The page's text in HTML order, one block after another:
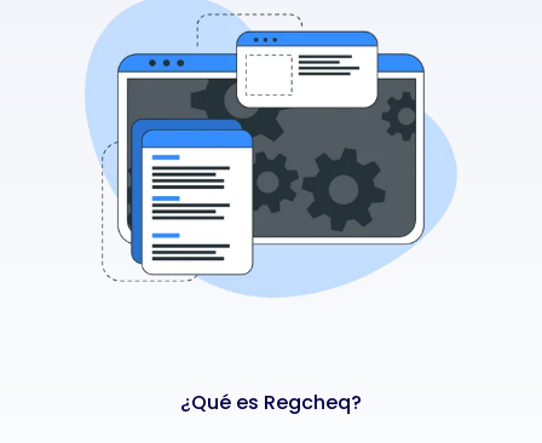
¿Qué es Regcheq?